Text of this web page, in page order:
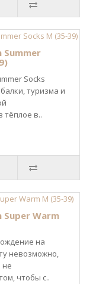
Summer
Socks
туризма и
тёплое в..
Super Warm
на
невозможно,
не
чтобы с..